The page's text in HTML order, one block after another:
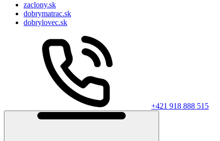
zaclony.sk
dobrymatrac.sk
dobrylovec.sk
+421 918 888 515